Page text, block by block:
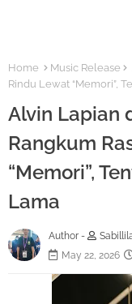
Home Music Release
Rindu Lewat “Memori”,
Alvin Lapian
Rangkum
“Memori”,
Lama
Author -
May 22, 2026